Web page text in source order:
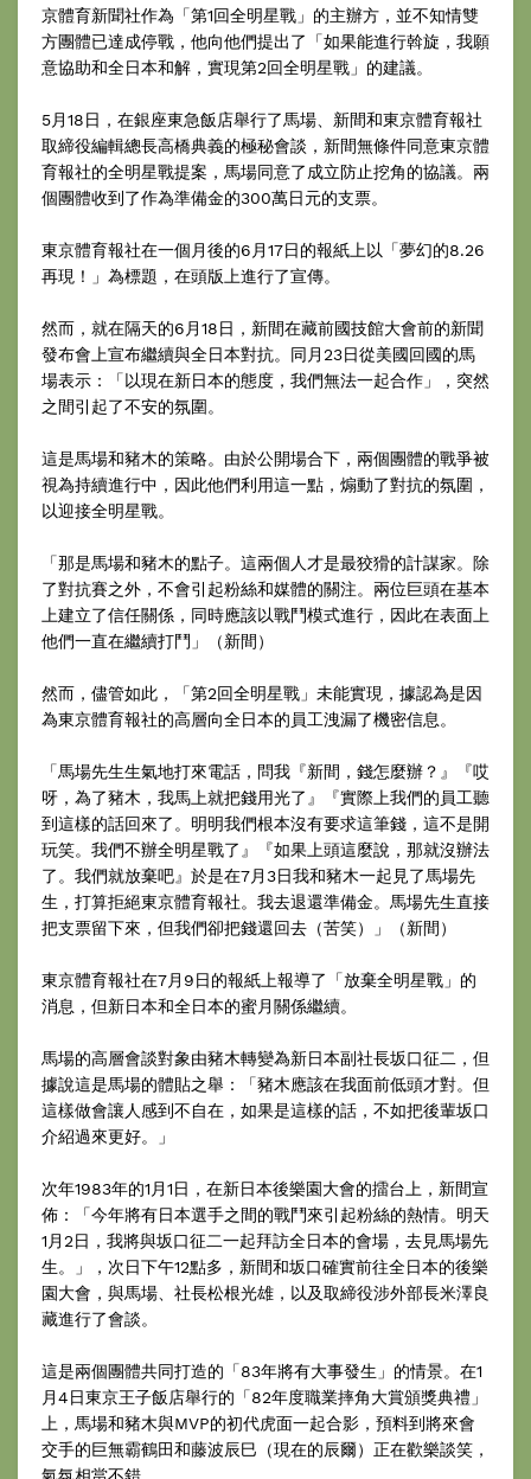
京體育新聞社作為「第1回全明星戰」的主辦方，並不知情雙
方團體已達成停戰，他向他們提出了「如果能進行斡旋，我願
意協助和全日本和解，實現第2回全明星戰」的建議。
5月18日，在銀座東急飯店舉行了馬場、新間和東京體育報社
取締役編輯總長高橋典義的極秘會談，新間無條件同意東京體
育報社的全明星戰提案，馬場同意了成立防止挖角的協議。兩
個團體收到了作為準備金的300萬日元的支票。
東京體育報社在一個月後的6月17日的報紙上以「夢幻的8.26
再現！」為標題，在頭版上進行了宣傳。
然而，就在隔天的6月18日，新間在藏前國技館大會前的新聞
發布會上宣布繼續與全日本對抗。同月23日從美國回國的馬
場表示：「以現在新日本的態度，我們無法一起合作」，突然
之間引起了不安的氛圍。
這是馬場和豬木的策略。由於公開場合下，兩個團體的戰爭被
視為持續進行中，因此他們利用這一點，煽動了對抗的氛圍，
以迎接全明星戰。
「那是馬場和豬木的點子。這兩個人才是最狡猾的計謀家。除
了對抗賽之外，不會引起粉絲和媒體的關注。兩位巨頭在基本
上建立了信任關係，同時應該以戰鬥模式進行，因此在表面上
他們一直在繼續打鬥」（新間）
然而，儘管如此，「第2回全明星戰」未能實現，據認為是因
為東京體育報社的高層向全日本的員工洩漏了機密信息。
「馬場先生生氣地打來電話，問我『新間，錢怎麼辦？』『哎
呀，為了豬木，我馬上就把錢用光了』『實際上我們的員工聽
到這樣的話回來了。明明我們根本沒有要求這筆錢，這不是開
玩笑。我們不辦全明星戰了』『如果上頭這麼說，那就沒辦法
了。我們就放棄吧』於是在7月3日我和豬木一起見了馬場先
生，打算拒絕東京體育報社。我去退還準備金。馬場先生直接
把支票留下來，但我們卻把錢還回去（苦笑）」（新間）
東京體育報社在7月9日的報紙上報導了「放棄全明星戰」的
消息，但新日本和全日本的蜜月關係繼續。
馬場的高層會談對象由豬木轉變為新日本副社長坂口征二，但
據說這是馬場的體貼之舉：「豬木應該在我面前低頭才對。但
這樣做會讓人感到不自在，如果是這樣的話，不如把後輩坂口
介紹過來更好。」
次年1983年的1月1日，在新日本後樂園大會的擂台上，新間宣
佈：「今年將有日本選手之間的戰鬥來引起粉絲的熱情。明天
1月2日，我將與坂口征二一起拜訪全日本的會場，去見馬場先
生。」，次日下午12點多，新間和坂口確實前往全日本的後樂
園大會，與馬場、社長松根光雄，以及取締役涉外部長米澤良
藏進行了會談。
這是兩個團體共同打造的「83年將有大事發生」的情景。在1
月4日東京王子飯店舉行的「82年度職業摔角大賞頒獎典禮」
上，馬場和豬木與MVP的初代虎面一起合影，預料到將來會
交手的巨無霸鶴田和藤波辰巳（現在的辰爾）正在歡樂談笑，